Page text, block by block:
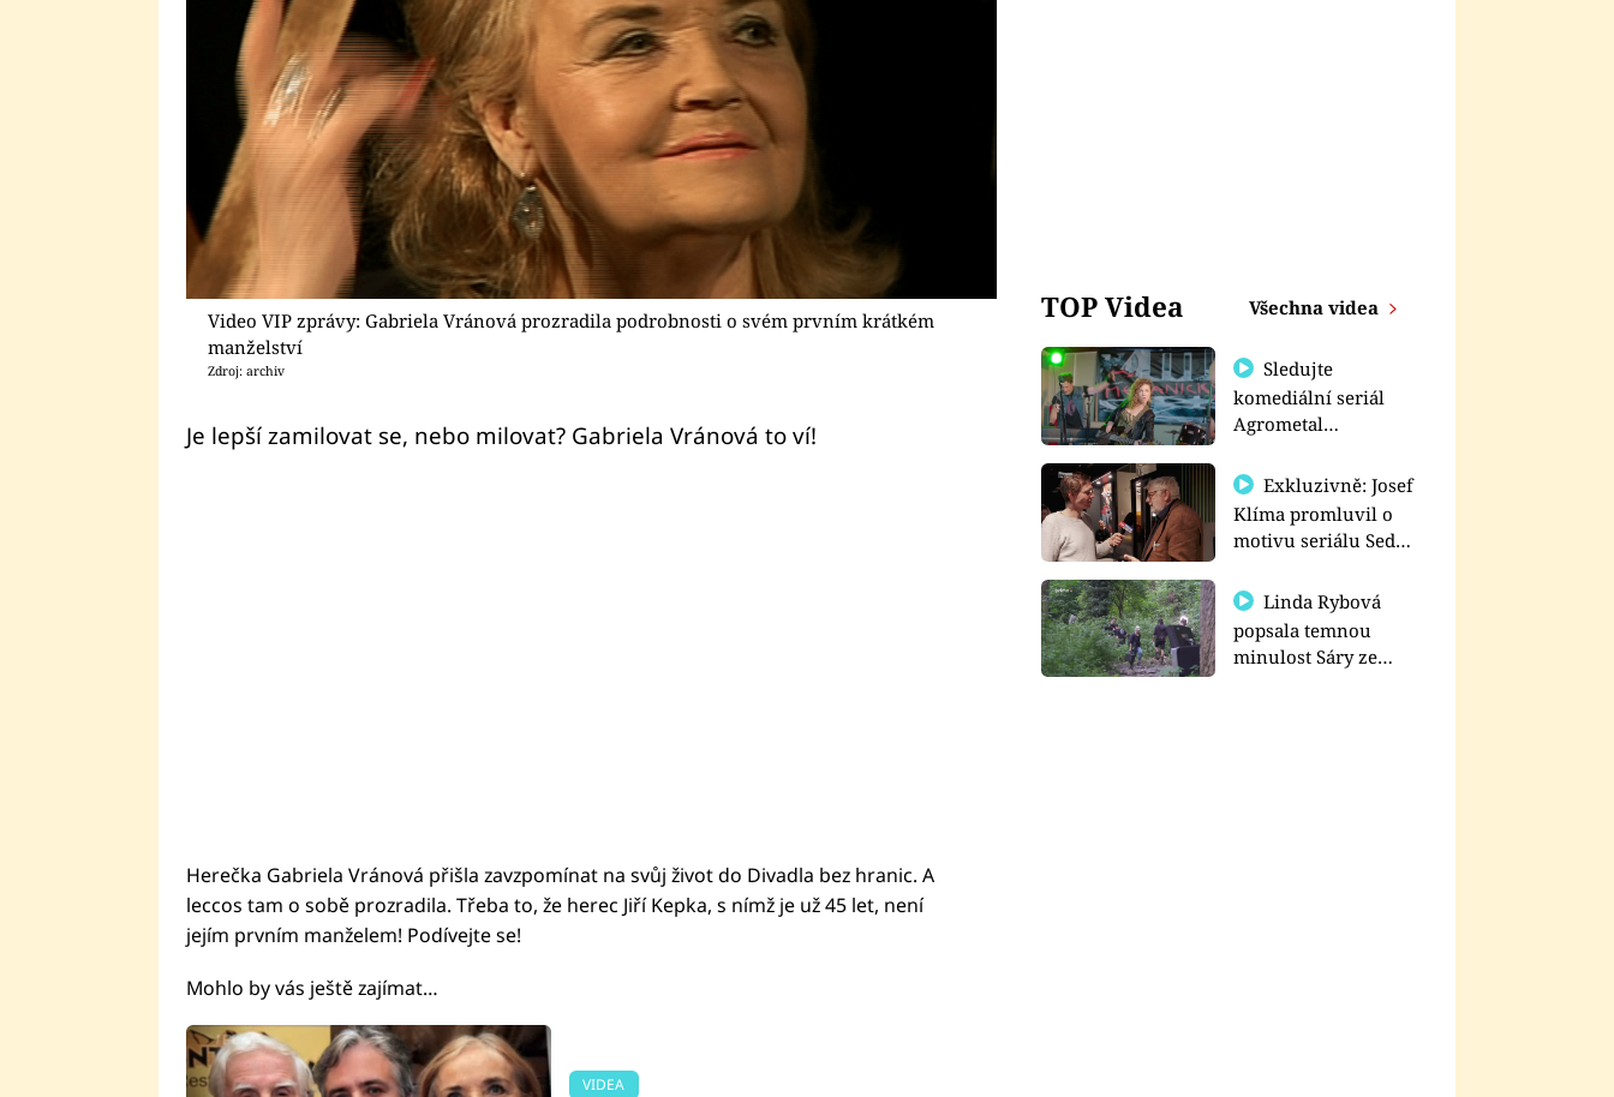
Video VIP zprávy: Gabriela Vránová prozradila podrobnosti o svém prvním krátkém
manželství
Zdroj: archiv
Je lepší zamilovat se, nebo milovat? Gabriela Vránová to ví!
Herečka Gabriela Vránová přišla zavzpomínat na svůj život do Divadla bez hranic. A
leccos tam o sobě prozradila. Třeba to, že herec Jiří Kepka, s nímž je už 45 let, není
jejím prvním manželem! Podívejte se!
Mohlo by vás ještě zajímat…
VIDEA
TOP Videa Všechna videa
Sledujte
komediální seriál
Agrometal
prima+
Exkluzivně: Josef
Klíma promluvil o
motivu seriálu Sedm
Linda Rybová
popsala temnou
minulost Sáry ze